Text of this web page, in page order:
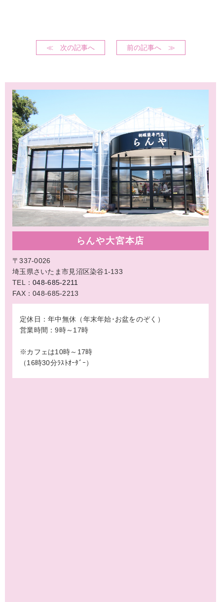
≪ 次の記事へ 前の記事へ ≫
らんや大宮本店
〒337-0026
埼玉県さいたま市見沼区染谷1-133
TEL：048-685-2211
FAX：048-685-2213
定休日：年中無休（年末年始･お盆をのぞく）
営業時間：9時～17時
※カフェは10時～17時
（16時30分ﾗｽﾄｵｰﾀﾞｰ）